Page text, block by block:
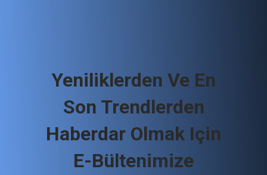
Yeniliklerden Ve En
Son Trendlerden
Haberdar Olmak Için
E-Bültenimize